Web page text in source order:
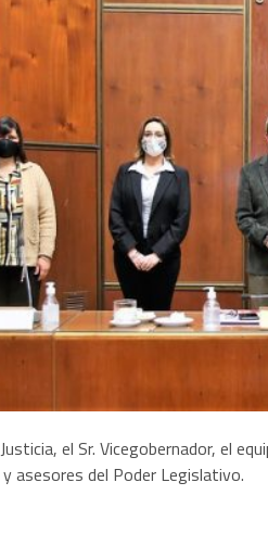
el Sr. Vicegobernador, el
asesores del Poder Legislativo.